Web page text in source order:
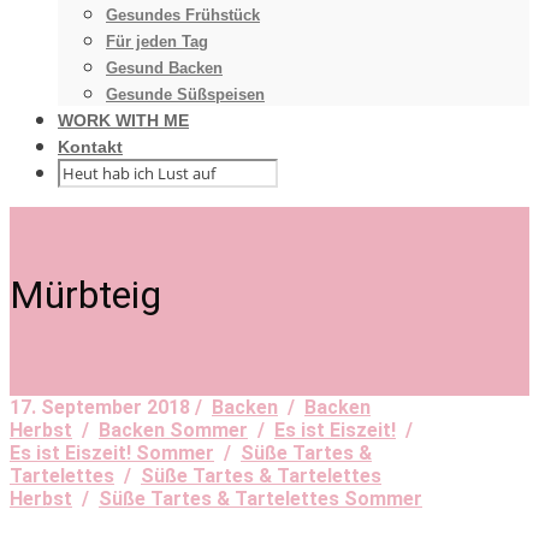
Gesundes Frühstück
Für jeden Tag
Gesund Backen
Gesunde Süßspeisen
WORK WITH ME
Kontakt
Mürbteig
17. September 2018 / Backen / Backen
Herbst / Backen Sommer / Es ist Eiszeit! /
Es ist Eiszeit! Sommer / Süße Tartes &
Tartelettes / Süße Tartes & Tartelettes
Herbst / Süße Tartes & Tartelettes Sommer